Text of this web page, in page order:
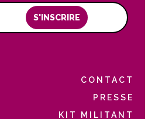
S'INSCRIRE
CONTACT
PRESSE
KIT MILITANT